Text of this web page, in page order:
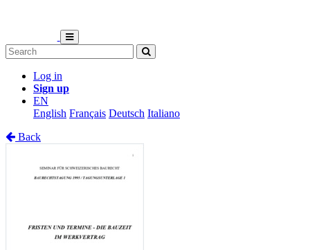
Log in
Sign up
EN
English Français Deutsch Italiano
Back